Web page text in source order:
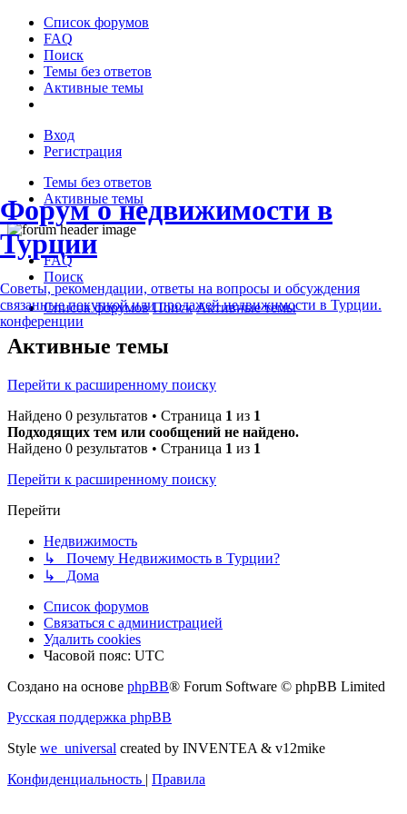
Список форумов
FAQ
Поиск
Темы без ответов
Активные темы
Вход
Регистрация
Темы без ответов
Активные темы
Форум о недвижимости в
Турции
Советы, рекомендации, ответы на вопросы и обсуждения
связанные покупкой или продажей недвижимости в Турции.
конференции
FAQ
Поиск
Список форумов Поиск Активные темы
Активные темы
Перейти к расширенному поиску
Найдено 0 результатов • Страница 1 из 1
Подходящих тем или сообщений не найдено.
Найдено 0 результатов • Страница 1 из 1
Перейти к расширенному поиску
Перейти
Недвижимость
↳ Почему Недвижимость в Турции?
↳ Дома
Список форумов
Связаться с администрацией
Удалить cookies
Часовой пояс: UTC
Создано на основе phpBB® Forum Software © phpBB Limited
Русская поддержка phpBB
Style we_universal created by INVENTEA & v12mike
Конфиденциальность | Правила